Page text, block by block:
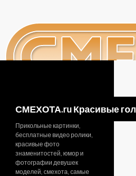
СМЕХОТА.ru Красивые
Прикольные картинки,
бесплатные видео ролики,
красивые фото
знаменитостей, юмор и
фотографии девушек
моделей, смехота, самые